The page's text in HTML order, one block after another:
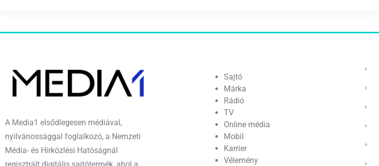
A Media1 elsődlegesen médiával,
nyilvánossággal foglalkozó, a Nemzeti
Média- és Hírközlési Hatóságnál
Sajtó
Márka
Rádió
TV
Online média
Mobil
Karrier
Vélemény